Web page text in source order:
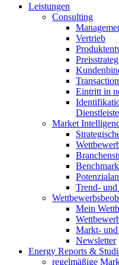
Leistungen
Consulting
Vertrieb
Eintritt in
Market
Trend-
Mein
Markt-
Newsletter
Energy Reports &
regelmäßige